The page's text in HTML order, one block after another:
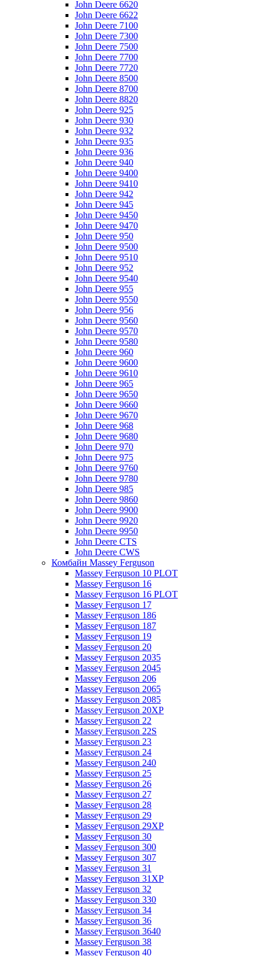
John Deere 6620
John Deere 6622
John Deere 7100
John Deere 7300
John Deere 7500
John Deere 7700
John Deere 7720
John Deere 8500
John Deere 8700
John Deere 8820
John Deere 925
John Deere 930
John Deere 932
John Deere 935
John Deere 936
John Deere 940
John Deere 9400
John Deere 9410
John Deere 942
John Deere 945
John Deere 9450
John Deere 9470
John Deere 950
John Deere 9500
John Deere 9510
John Deere 952
John Deere 9540
John Deere 955
John Deere 9550
John Deere 956
John Deere 9560
John Deere 9570
John Deere 9580
John Deere 960
John Deere 9600
John Deere 9610
John Deere 965
John Deere 9650
John Deere 9660
John Deere 9670
John Deere 968
John Deere 9680
John Deere 970
John Deere 975
John Deere 9760
John Deere 9780
John Deere 985
John Deere 9860
John Deere 9900
John Deere 9920
John Deere 9950
John Deere CTS
John Deere CWS
Комбайн Massey Ferguson
Massey Ferguson 10 PLOT
Massey Ferguson 16
Massey Ferguson 16 PLOT
Massey Ferguson 17
Massey Ferguson 186
Massey Ferguson 187
Massey Ferguson 19
Massey Ferguson 20
Massey Ferguson 2035
Massey Ferguson 2045
Massey Ferguson 206
Massey Ferguson 2065
Massey Ferguson 2085
Massey Ferguson 20XP
Massey Ferguson 22
Massey Ferguson 22S
Massey Ferguson 23
Massey Ferguson 24
Massey Ferguson 240
Massey Ferguson 25
Massey Ferguson 26
Massey Ferguson 27
Massey Ferguson 28
Massey Ferguson 29
Massey Ferguson 29XP
Massey Ferguson 30
Massey Ferguson 300
Massey Ferguson 307
Massey Ferguson 31
Massey Ferguson 31XP
Massey Ferguson 32
Massey Ferguson 330
Massey Ferguson 34
Massey Ferguson 36
Massey Ferguson 3640
Massey Ferguson 38
Massey Ferguson 40